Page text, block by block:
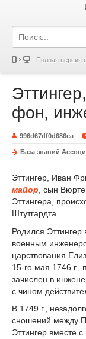
Полная версия
фон,
996d67df0d686ca
База знаний
Эттингер, Иван
майор , сын
Эттингера,
Штутгардта.
Родился Эттингер
военным
царствования
15-го мая 1746 г.,
зачислен в
с чином
В 1749 г.,
сношений между
Эттингер вместе с